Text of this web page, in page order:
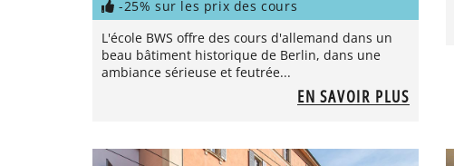
-25% sur les prix des cours
L'école BWS offre des cours d'allemand dans un
beau bâtiment historique de Berlin, dans une
ambiance sérieuse et feutrée...
EN SAVOIR PLUS